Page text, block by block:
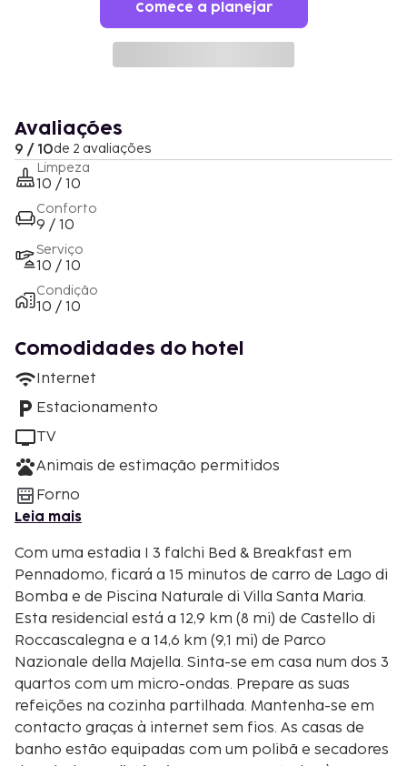
Comece a planejar
Avaliações
9 / 10de 2 avaliações
Limpeza
10 / 10
Conforto
9 / 10
Serviço
10 / 10
Condição
10 / 10
Comodidades do hotel
Internet
Estacionamento
TV
Animais de estimação permitidos
Forno
Leia mais
Com uma estadia I 3 falchi Bed & Breakfast em
Pennadomo, ficará a 15 minutos de carro de Lago di
Bomba e de Piscina Naturale di Villa Santa Maria.
Esta residencial está a 12,9 km (8 mi) de Castello di
Roccascalegna e a 14,6 km (9,1 mi) de Parco
Nazionale della Majella. Sinta-se em casa num dos 3
quartos com um micro-ondas. Prepare as suas
refeições na cozinha partilhada. Mantenha-se em
contacto graças à internet sem fios. As casas de
banho estão equipadas com um polibã e secadores